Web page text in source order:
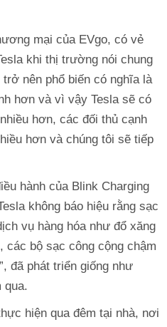
mại của EVgo, có vẻ
khi thị trường nói chung
nên phổ biến có nghĩa là
hơn và vì vậy Tesla sẽ có
hơn, các đối thủ cạnh
hơn và chúng tôi sẽ tiếp
hành của Blink Charging
không báo hiệu rằng sạc
vụ hàng hóa như đổ xăng
các bộ sạc công cộng chậm
đã phát triển giống như
qua.
hiện qua đêm tại nhà, nơi